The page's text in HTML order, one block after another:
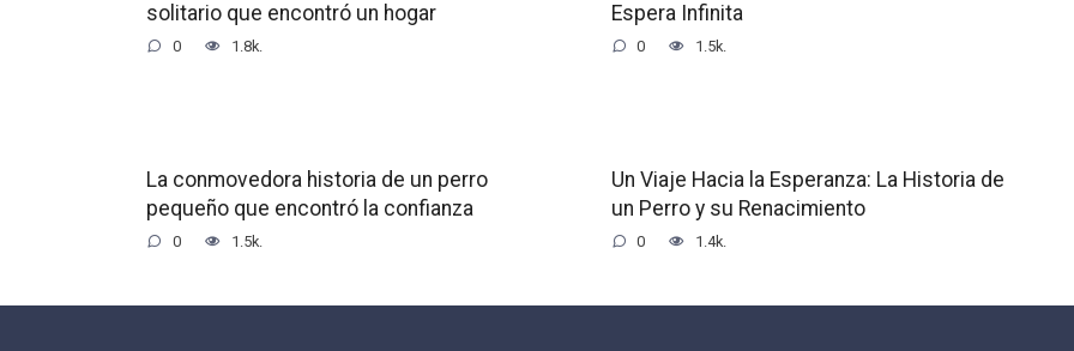
solitario que encontró un hogar
0 1.8k.
Espera Infinita
0 1.5k.
La conmovedora historia de un perro
pequeño que encontró la confianza
0 1.5k.
Un Viaje Hacia la Esperanza: La Historia de
un Perro y su Renacimiento
0 1.4k.